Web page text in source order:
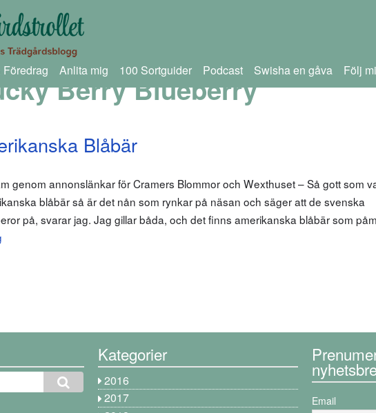
Föredrag Anlita mig 100 Sortguider Podcast Swisha en gåva Följ
Berry Blueberry
Blåbär
genom annonslänkar för Cramers Blommor och Wexthuset – Så gott som
blåbär så är det nån som rynkar på näsan och säger att de svenska
på, svarar jag. Jag gillar båda, och det finns amerikanska blåbär som
Kategorier
2016
2017
Email